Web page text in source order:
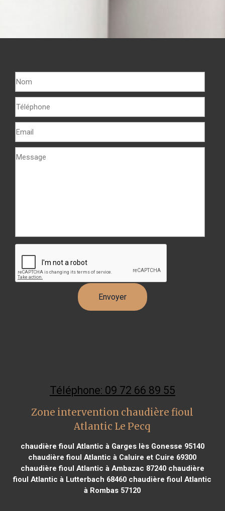
Téléphone: 09 72 66 89 55
Zone intervention chaudière fioul
Atlantic Le Pecq
chaudière fioul Atlantic à Garges lès Gonesse 95140
chaudière fioul Atlantic à Caluire et Cuire 69300
chaudière fioul Atlantic à Ambazac 87240chaudière
fioul Atlantic à Lutterbach 68460 chaudière fioul Atlantic
à Rombas 57120